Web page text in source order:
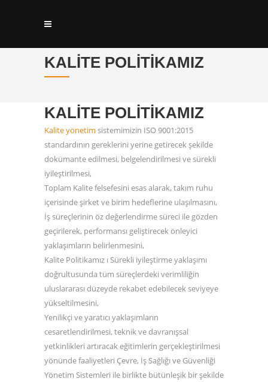
KALITE POLITIKAMIZ
KALITE POLITIKAMIZ
Kalite yönetim sistemimizin ISO 9001:2015
standardının gereklerini yerine getirecek şekilde
dokümante edilmesi, belgelendirilmesi ve sürekli
iyileştirilmesi,
Toplam Kalite felsefesini esas alarak, takım ruhu
içerisinde şirket ve birim hedeflerine ulaşılmasını,
İş süreçlerinin öz değerlendirme süreci ile gözden
geçirilerek, performansı geliştirecek önleyici
yaklaşımların belirlenmesini,
Kalite Politikamız ı Sürekli iyileştirme yaklaşımı
doğrultusunda tüm süreçlerdeki verimliliğin
uluslararası düzeyde rekabet edebilecek seviyeye
yükseltilmesini,
Yenilikçi ve yaratıcı yaklaşımların
cesaretlendirilmesi, teknik ve davranışsal
yetkinlikleri artıracak eğitimlerin gerçekleştirilmesi
yönünde faaliyetleri Çevre, İş Sağlığı ve Güvenliği
Yönetim Sistemleri ile birlikte bütünleşik bir şekilde